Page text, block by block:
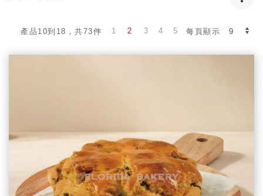
產品10到18，共73件 每頁顯示
1 2 3 4 5